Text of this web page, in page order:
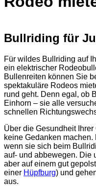
Bullriding für
Für wildes Bullriding auf
ein elektrischer
Bullenreiten können Sie
spektakuläre Rodeos
rund geht. Denn egal, ob
Einhorn – sie alle
schnellen
Über die Gesundheit
keine Gedanken
wenn sie sich beim
auf- und abbewegen. Die
aber auf einem gut
einer Hüpfburg) und
aus.